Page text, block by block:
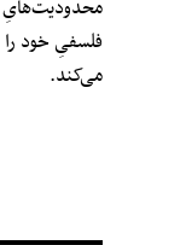
محدودیت‌هایِ
فلسفیِ خود
می‌کند.